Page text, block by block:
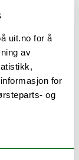
uit.no for å
av
for
og
som
og
i
og
ser vi